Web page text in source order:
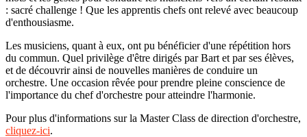
: sacré challenge ! Que les apprentis chefs ont relevé avec beaucoup
d'enthousiasme.
Les musiciens, quant à eux, ont pu bénéficier d'une répétition hors
du commun. Quel privilège d'être dirigés par Bart et par ses élèves,
et de découvrir ainsi de nouvelles manières de conduire un
orchestre. Une occasion rêvée pour prendre pleine conscience de
l'importance du chef d'orchestre pour atteindre l'harmonie.
Pour plus d'informations sur la Master Class de direction d'orchestre,
cliquez-ici.